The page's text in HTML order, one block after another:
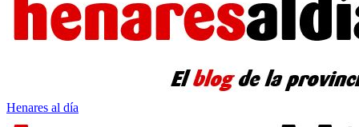
Henares al día